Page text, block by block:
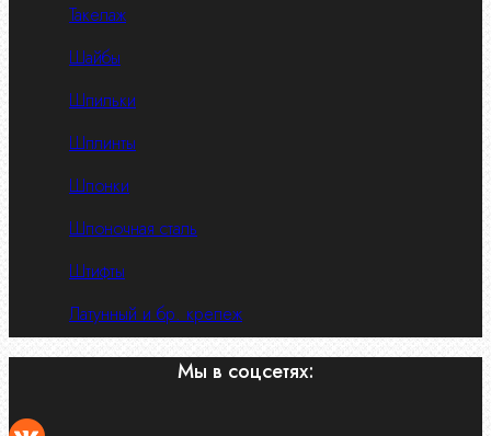
Такелаж
Шайбы
Шпильки
Шплинты
Шпонки
Шпоночная сталь
Штифты
Латунный и бр. крепеж
Мы в соцсетях: